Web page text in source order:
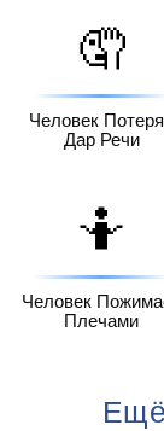
🤦
Человек
Дар Речи
🤷
Человек
Плечами